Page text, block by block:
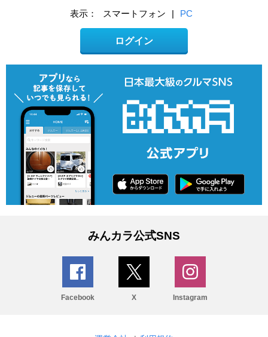
表示： スマートフォン | PC
ログイン
みんカラ公式SNS
Facebook X Instagram